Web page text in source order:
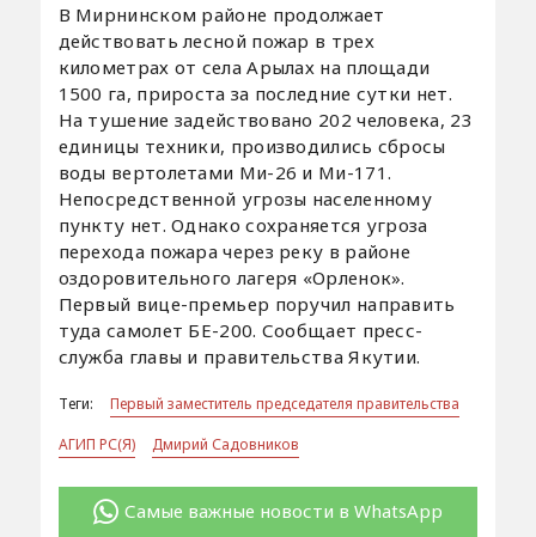
В Мирнинском районе продолжает
действовать лесной пожар в трех
километрах от села Арылах на площади
1500 га, прироста за последние сутки нет.
На тушение задействовано 202 человека, 23
единицы техники, производились сбросы
воды вертолетами Ми-26 и Ми-171.
Непосредственной угрозы населенному
пункту нет. Однако сохраняется угроза
перехода пожара через реку в районе
оздоровительного лагеря «Орленок».
Первый вице-премьер поручил направить
туда самолет БЕ-200. Сообщает пресс-
служба главы и правительства Якутии.
Теги:
Первый заместитель председателя правительства
АГИП РС(Я)
Дмирий Садовников
Самые важные новости в WhatsApp